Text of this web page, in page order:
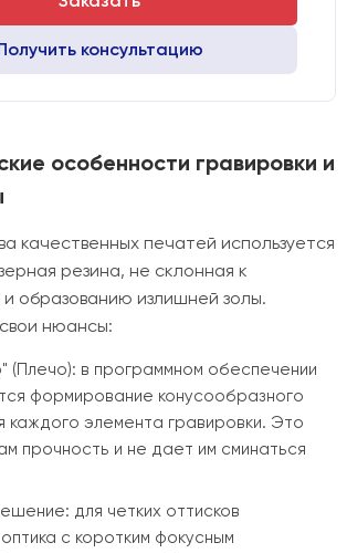
консультацию
особенности гравировки и
качественных печатей используется
резина, не склонная к
образованию излишней золы.
нюансы:
(Плечо): в программном обеспечении
формирование конусообразного
каждого элемента гравировки. Это
прочность и не дает им сминаться
для четких оттисков
с коротким фокусным